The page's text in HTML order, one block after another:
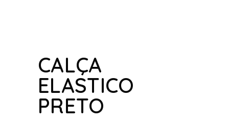
CALÇA
ELASTICO
PRETO